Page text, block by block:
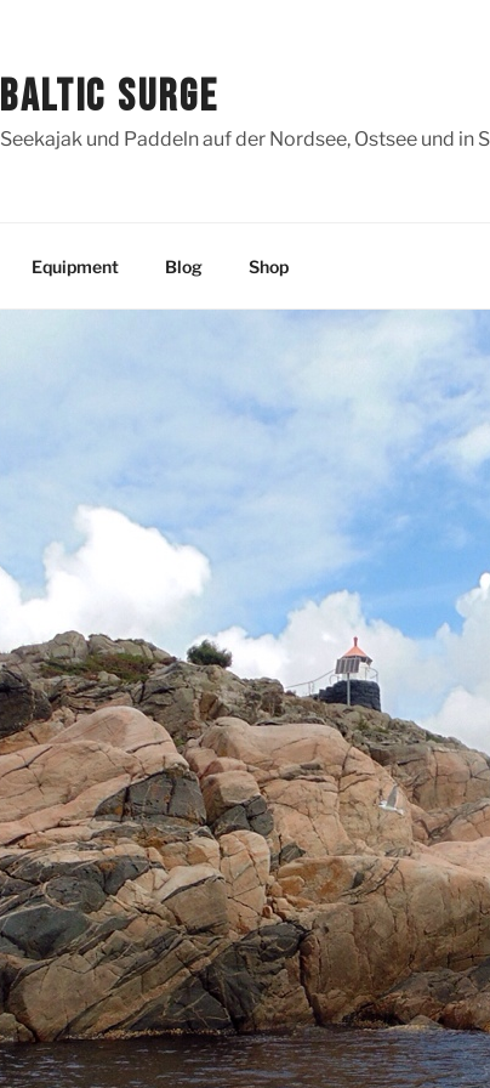
BALTIC SURGE
Seekajak und Paddeln auf der Nordsee, Ostsee und in
Equipment Blog Shop